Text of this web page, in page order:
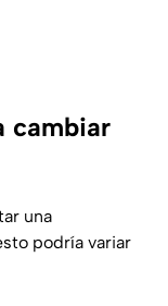
cambiar
una
podría variar